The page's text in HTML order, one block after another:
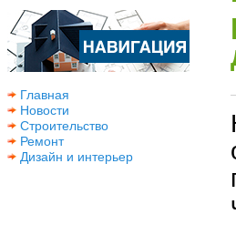
Главная
Новости
Строительство
Ремонт
Дизайн и интерьер